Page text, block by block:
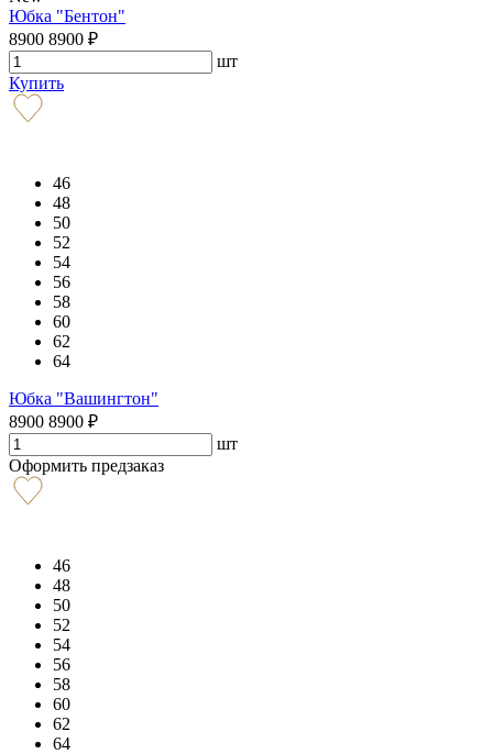
Юбка "Бентон"
8900 8900 ₽
шт
Купить
46
48
50
52
54
56
58
60
62
64
Юбка "Вашингтон"
8900 8900 ₽
шт
Оформить предзаказ
46
48
50
52
54
56
58
60
62
64